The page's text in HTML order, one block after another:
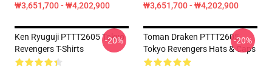
₩3,651,700 - ₩4,202,900 ₩3,651,700 - ₩4,202,900
Ken Ryuguji PTTT2605 Tokyo
Revengers T-Shirts
-20%
Toman Draken PTTT2605
Tokyo Revengers Hats & Caps
-20%